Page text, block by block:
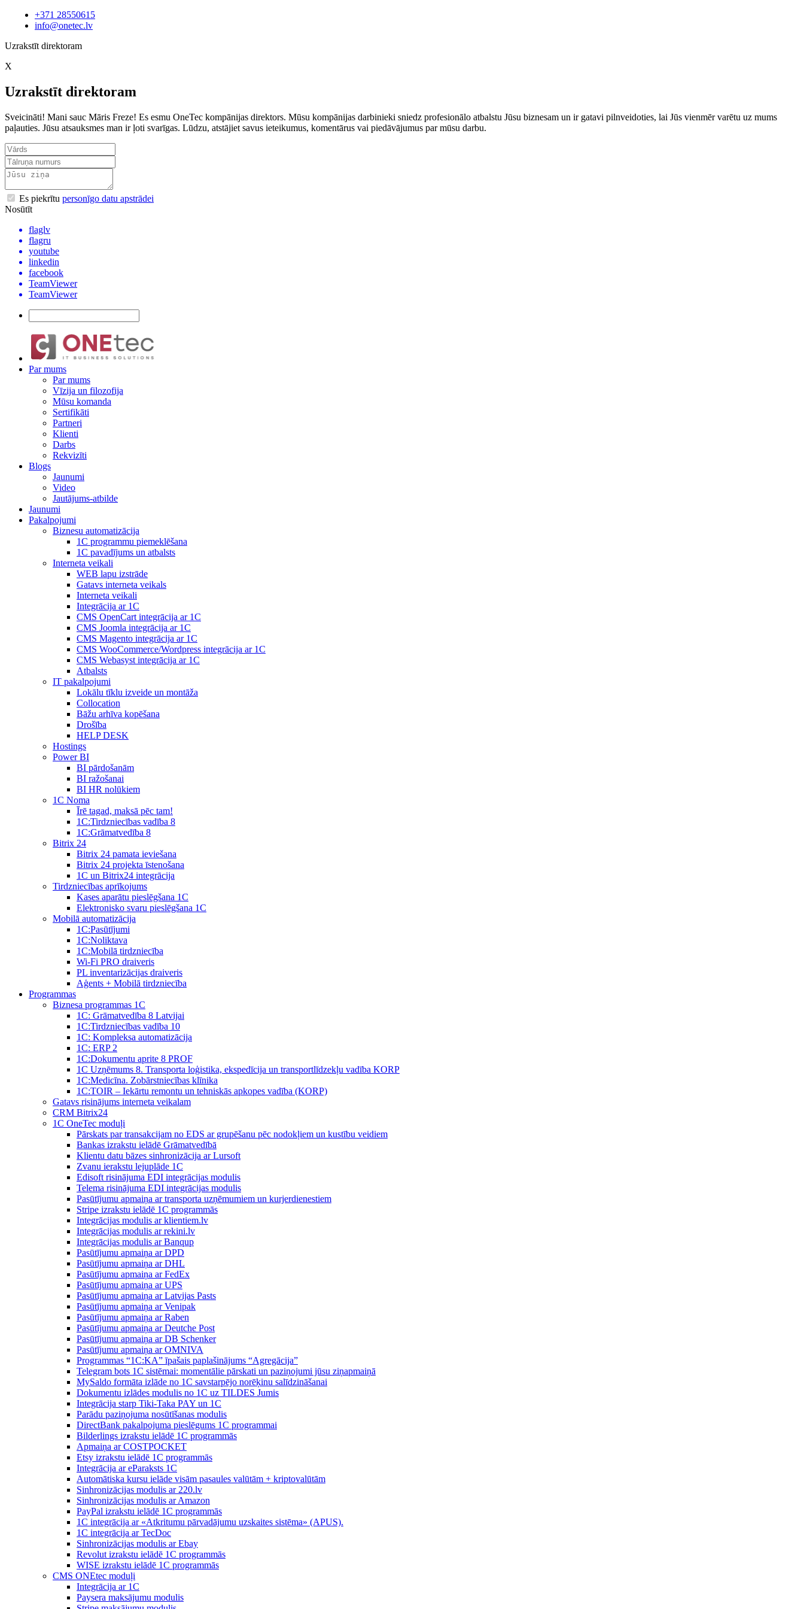
+371 28550615
info@onetec.lv
Uzrakstīt direktoram
X
Uzrakstīt direktoram
Sveicināti! Mani sauc Māris Freze! Es esmu OneTec kompānijas direktors. Mūsu kompānijas darbinieki sniedz profesionālo atbalstu Jūsu biznesam un ir gatavi pilnveidoties, lai Jūs vienmēr varētu uz mums
paļauties. Jūsu atsauksmes man ir ļoti svarīgas. Lūdzu, atstājiet savus ieteikumus, komentārus vai piedāvājumus par mūsu darbu.
Es piekrītu personīgo datu apstrādei
Nosūtīt
flaglv
flagru
youtube
linkedin
facebook
TeamViewer
TeamViewer
Par mums
Par mums
Vīzija un filozofija
Mūsu komanda
Sertifikāti
Partneri
Klienti
Darbs
Rekvizīti
Blogs
Jaunumi
Video
Jautājums-atbilde
Jaunumi
Pakalpojumi
Biznesu automatizācija
1С programmu piemeklēšana
1С pavadījums un atbalsts
Interneta veikali
WEB lapu izstrāde
Gatavs interneta veikals
Interneta veikali
Integrācija ar 1C
CMS OpenCart integrācija ar 1C
CMS Joomla integrācija ar 1C
CMS Magento integrācija ar 1C
CMS WooCommerce/Wordpress integrācija ar 1C
CMS Webasyst integrācija ar 1C
Atbalsts
IT pakalpojumi
Lokālu tīklu izveide un montāža
Collocation
Bāžu arhīva kopēšana
Drošība
HELP DESK
Hostings
Power BI
BI pārdošanām
BI ražošanai
BI HR nolūkiem
1C Noma
Īrē tagad, maksā pēc tam!
1С:Tirdzniecības vadība 8
1С:Grāmatvedība 8
Bitrix 24
Bitrix 24 pamata ieviešana
Bitrix 24 projekta īstenošana
1C un Bitrix24 integrācija
Tirdzniecības aprīkojums
Kases aparātu pieslēgšana 1C
Elektronisko svaru pieslēgšana 1C
Mobilā automatizācija
1С:Pasūtījumi
1С:Noliktava
1С:Mobilā tirdzniecība
Wi-Fi PRO draiveris
PL inventarizācijas draiveris
Aģents + Mobilā tirdzniecība
Programmas
Biznesa programmas 1C
1C: Grāmatvedība 8 Latvijai
1C:Tirdzniecības vadība 10
1С: Kompleksa automatizācija
1C: ERP 2
1С:Dokumentu aprite 8 PROF
1C Uzņēmums 8. Transporta loģistika, ekspedīcija un transportlīdzekļu vadība KORP
1C:Medicīna. Zobārstniecības klīnika
1C:TOIR – Iekārtu remontu un tehniskās apkopes vadība (KORP)
Gatavs risinājums interneta veikalam
CRM Bitrix24
1С OneTec moduļi
Pārskats par transakcijam no EDS ar grupēšanu pēc nodokļiem un kustību veidiem
Bankas izrakstu ielādē Grāmatvedībā
Klientu datu bāzes sinhronizācija ar Lursoft
Zvanu ierakstu lejuplāde 1C
Edisoft risinājuma EDI integrācijas modulis
Telema risinājuma EDI integrācijas modulis
Pasūtījumu apmaiņa ar transporta uzņēmumiem un kurjerdienestiem
Stripe izrakstu ielādē 1C programmās
Integrācijas modulis ar klientiem.lv
Integrācijas modulis ar rekini.lv
Integrācijas modulis ar Banqup
Pasūtījumu apmaiņa ar DPD
Pasūtījumu apmaiņa ar DHL
Pasūtījumu apmaiņa ar FedEx
Pasūtījumu apmaiņa ar UPS
Pasūtījumu apmaiņa ar Latvijas Pasts
Pasūtījumu apmaiņa ar Venipak
Pasūtījumu apmaiņa ar Raben
Pasūtījumu apmaiņa ar Deutche Post
Pasūtījumu apmaiņa ar DB Schenker
Pasūtījumu apmaiņa ar OMNIVA
Programmas “1C:KA” īpašais paplašinājums “Agregācija”
Telegram bots 1C sistēmai: momentālie pārskati un paziņojumi jūsu ziņapmaiņā
MySaldo formāta izlāde no 1C savstarpējo norēķinu salīdzināšanai
Dokumentu izlādes modulis no 1C uz TILDES Jumis
Integrācija starp Tiki-Taka PAY un 1C
Parādu paziņojuma nosūtīšanas modulis
DirectBank pakalpojuma pieslēgums 1C programmai
Bilderlings izrakstu ielādē 1C programmās
Apmaiņa ar COSTPOCKET
Etsy izrakstu ielādē 1C programmās
Integrācija ar eParaksts 1C
Automātiska kursu ielāde visām pasaules valūtām + kriptovalūtām
Sinhronizācijas modulis ar 220.lv
Sinhronizācijas modulis ar Amazon
PayPal izrakstu ielādē 1C programmās
1C integrācija ar «Atkritumu pārvadājumu uzskaites sistēma» (APUS).
1C integrācija ar TecDoc
Sinhronizācijas modulis ar Ebay
Revolut izrakstu ielādē 1C programmās
WISE izrakstu ielādē 1C programmās
CMS ONEtec moduļi
Integrācija ar 1C
Paysera maksājumu modulis